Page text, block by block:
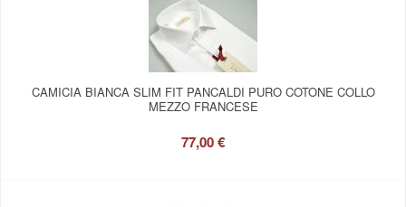
CAMICIA BIANCA SLIM FIT PANCALDI PURO COTONE COLLO
MEZZO FRANCESE
77,00 €